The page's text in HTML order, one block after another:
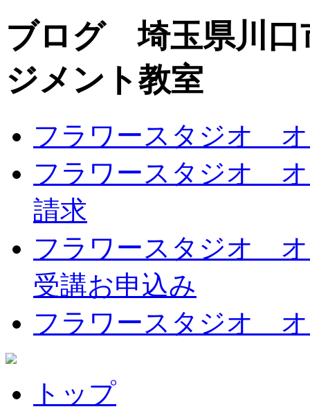
ブログ 埼玉県川口
ジメント教室
フラワースタジオ
フラワースタジオ オ
請求
フラワースタジオ
受講お申込み
フラワースタジオ
トップ